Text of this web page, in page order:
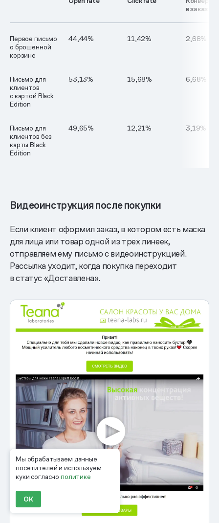
Мы обрабатываем данные
посетителей и используем
куки согласнополитике
ОК
в заказ
Первое письмо
о брошенной
корзине
44,44% 11,42% 2,68%
Письмо для
клиентов
с картой Black
Edition
53,13% 15,68% 6,68%
Письмо для
клиентов без
карты Black
Edition
49,65% 12,21% 3,19%
Видеоинструкция после покупки
Если клиент оформил заказ, в котором есть маска
для лица или товар одной из трех линеек,
отправляем ему письмо с видеоинструкцией.
Рассылка уходит, когда покупка переходит
в статус «Доставлена».